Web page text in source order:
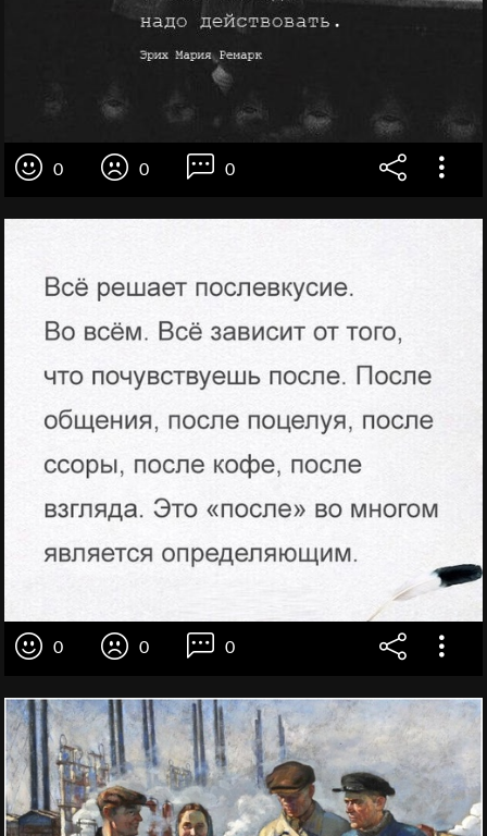
0 0 0
0 0 0